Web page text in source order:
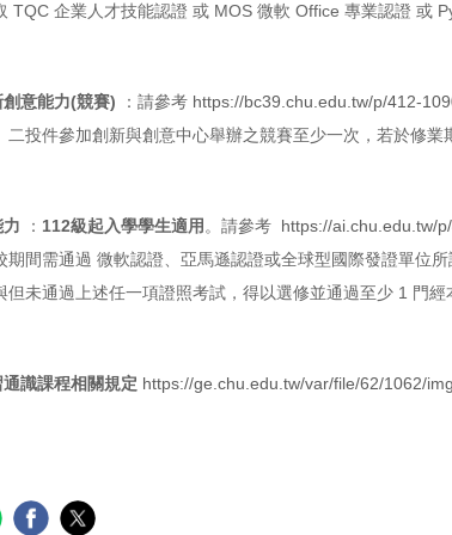
TQC 企業人才技能認證 或 MOS 微軟 Office 專業認證 或
創意能力(競賽) ：請參考 https://bc39.chu.edu.tw/p/412-
二投件參加創新與創意中心舉辦之競賽至少一次，若於修
： 112級起入學學生適用。請參考 https://ai.chu.edu.tw/
間需通過 微軟認證、亞馬遜認證或全球型國際發證單位
未通過上述任一項證照考試，得以選修並通過至少 1 門
識課程相關規定 https://ge.chu.edu.tw/var/file/62/1062/